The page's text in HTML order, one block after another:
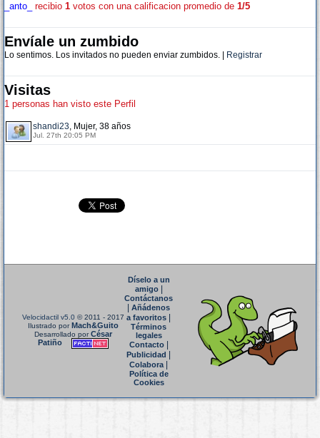
_anto_ recibio 1 votos con una calificacion promedio de 1/5
Envíale un zumbido
Lo sentimos. Los invitados no pueden enviar zumbidos. | Registrar
Visitas
1 personas han visto este Perfil
shandi23, Mujer, 38 años
Jul. 27th 20:05 PM
Velocidactil v5.0 © 2011 - 2017
Ilustrado porMach&Guito
Desarrollado porCésar
Patiño
Díselo a un
amigo|
Contáctanos
Añádenos
a favoritos
Términos
legales
Contacto|
Publicidad
Colabora|
Política de
Cookies